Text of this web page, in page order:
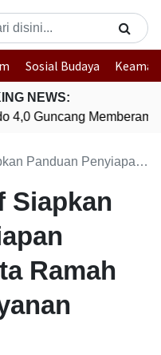
Sosial Budaya
NEWS:
4,0 Guncang Memberamo
Wisata Ramah Muslim dan Layanan Wisata Halal
Siapkan
Ramah